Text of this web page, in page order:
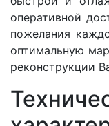
оперативной
пожелания
оптимальную
реконструкции